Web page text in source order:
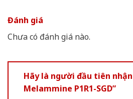
Đánh giá
Chưa có đánh giá nào.
Hãy là người đầu tiên nhận
Melammine P1R1-SGD”